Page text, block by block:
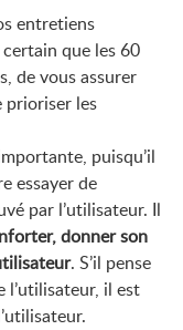
entretiens
que les 60
de vous assurer
prioriser les
puisqu’il
essayer de
par l’utilisateur. Il
donner son
. S’il pense
l’utilisateur, il est